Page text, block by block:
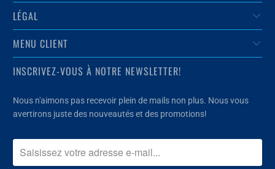
LÉGAL
MENU CLIENT
INSCRIVEZ-VOUS À NOTRE NEWSLETTER!
Nous n'aimons pas recevoir plein de mails non plus. Nous vous
avertirons juste des nouveautés et des promotions!